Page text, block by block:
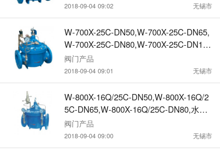
2018-09-04 09:02 无锡市
W-700X-25C-DN50,W-700X-25C-DN65,
W-700X-25C-DN80,W-700X-25C-DN10
0,水力控制阀
阀门产品
2018-09-04 09:01 无锡市
W-800X-16Q/25C-DN50,W-800X-16Q/2
5C-DN65,W-800X-16Q/25C-DN80,水力
控制阀
阀门产品
2018-09-04 09:00 无锡市